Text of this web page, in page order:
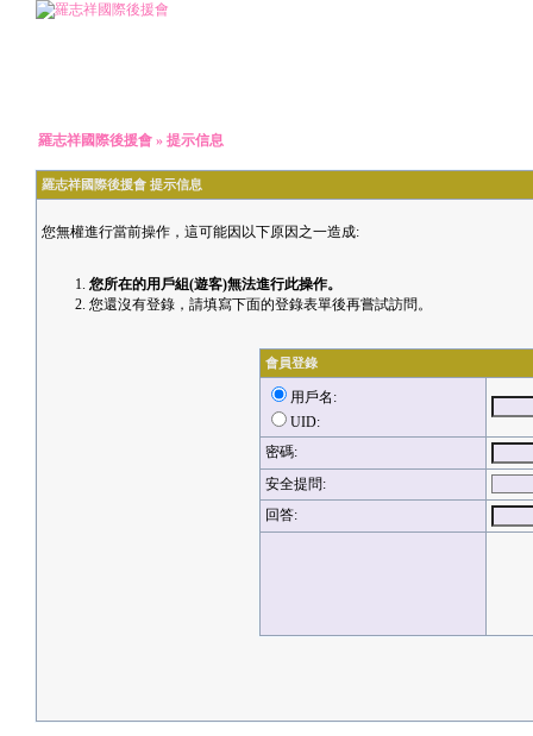
羅志祥國際後援會 » 提示信息
羅志祥國際後援會 提示信息
您無權進行當前操作，這可能因以下原因之一造成:
您所在的用戶組(遊客)無法進行此操作。
您還沒有登錄，請填寫下面的登錄表單後再嘗試訪問。
會員登錄
用戶名:
UID:
密碼:
安全提問:
回答: